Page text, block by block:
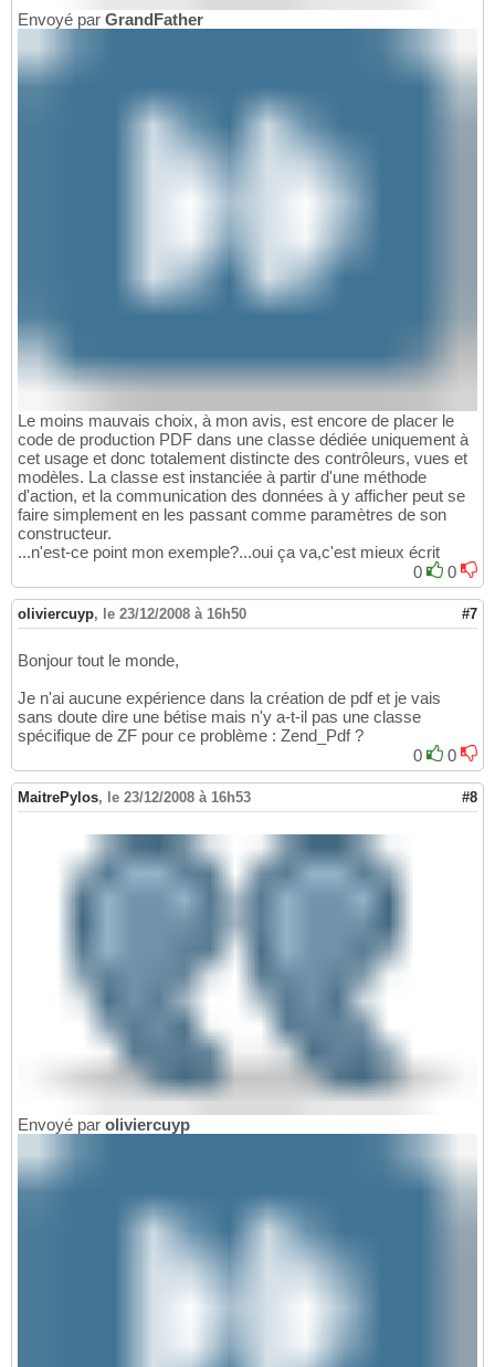
Envoyé par GrandFather
Le moins mauvais choix, à mon avis, est encore de placer le
code de production PDF dans une classe dédiée uniquement à
cet usage et donc totalement distincte des contrôleurs, vues et
modèles. La classe est instanciée à partir d'une méthode
d'action, et la communication des données à y afficher peut se
faire simplement en les passant comme paramètres de son
constructeur.
...n'est-ce point mon exemple?...oui ça va,c'est mieux écrit
0
0
oliviercuyp, le 23/12/2008 à 16h50 #7
Bonjour tout le monde,
Je n'ai aucune expérience dans la création de pdf et je vais
sans doute dire une bétise mais n'y a-t-il pas une classe
spécifique de ZF pour ce problème : Zend_Pdf ?
0
0
MaitrePylos, le 23/12/2008 à 16h53 #8
Envoyé par oliviercuyp